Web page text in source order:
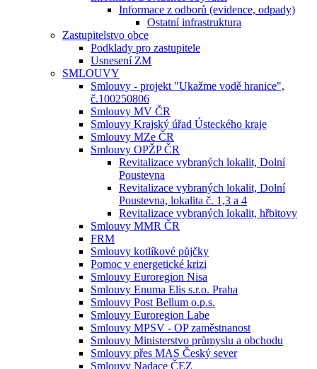
Informace z odborů (evidence, odpady)
Ostatní infrastruktura
Zastupitelstvo obce
Podklady pro zastupitele
Usnesení ZM
SMLOUVY
Smlouvy - projekt "Ukažme vodě hranice",
č.100250806
Smlouvy MV ČR
Smlouvy Krajský úřad Ústeckého kraje
Smlouvy MZe ČR
Smlouvy OPŽP ČR
Revitalizace vybraných lokalit, Dolní
Poustevna
Revitalizace vybraných lokalit, Dolní
Poustevna, lokalita č. 1,3 a 4
Revitalizace vybraných lokalit, hřbitovy
Smlouvy MMR ČR
FRM
Smlouvy kotlíkové půjčky
Pomoc v energetické krizi
Smlouvy Euroregion Nisa
Smlouvy Enuma Elis s.r.o. Praha
Smlouvy Post Bellum o.p.s.
Smlouvy Euroregion Labe
Smlouvy MPSV - OP zaměstnanost
Smlouvy Ministerstvo průmyslu a obchodu
Smlouvy přes MAS Český sever
Smlouvy Nadace ČEZ